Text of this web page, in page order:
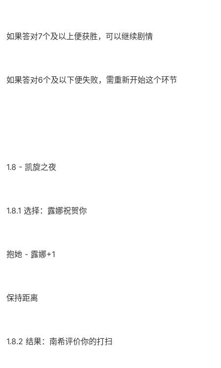
如果答对7个及以上便获胜，可以继续剧情
如果答对6个及以下便失败，需重新开始这个环节
1.8 - 凯旋之夜
1.8.1 选择：露娜祝贺你
抱她 - 露娜+1
保持距离
1.8.2 结果：南希评价你的打扫